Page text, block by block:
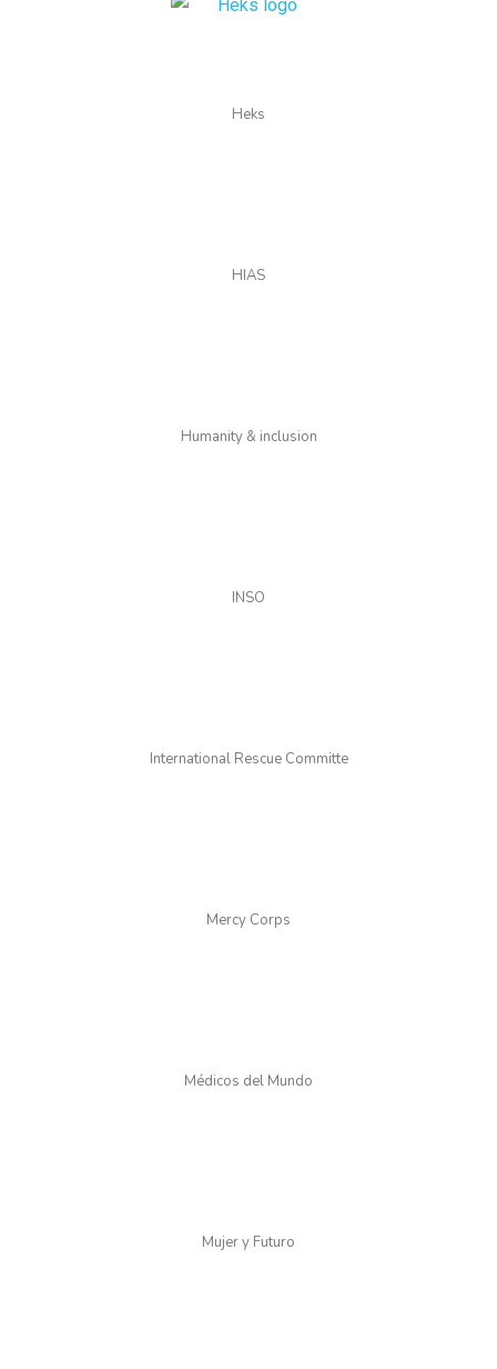
Heks
HIAS
Humanity & inclusion
INSO
International Rescue Committe
Mercy Corps
Médicos del Mundo
Mujer y Futuro